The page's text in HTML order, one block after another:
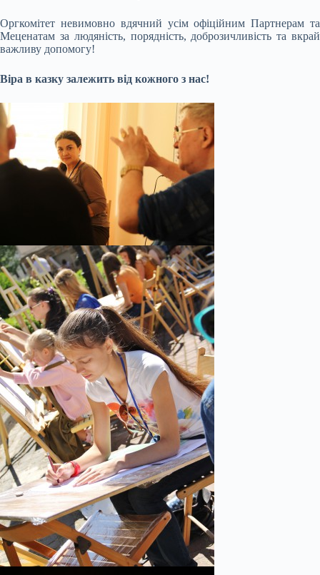
Оргкомітет невимовно вдячний усім офіційним Партнерам та
Меценатам за людяність, порядність, доброзичливість та вкрай
важливу допомогу!
Віра в казку залежить від кожного з нас!